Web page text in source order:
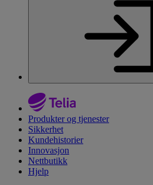
Produkter og tjenester
Sikkerhet
Kundehistorier
Innovasjon
Nettbutikk
Hjelp